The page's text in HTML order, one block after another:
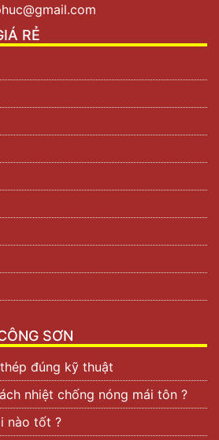
RẺ
SƠN
đúng kỹ thuật
nhiệt chống nóng mái tôn ?
nào tốt ?